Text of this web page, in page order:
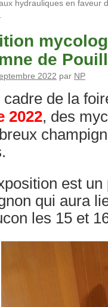
hydrauliques en faveur
de
2022 par NP
cadre de la
2022, des
est
qui aura
les 15 et